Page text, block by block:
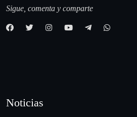
Sigue, comenta y comparte
Noticias